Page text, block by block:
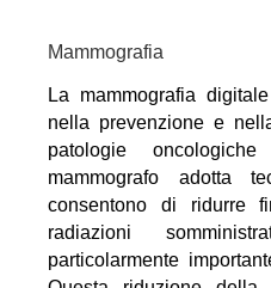
Mammografia
La mammografia
nella prevenzione e
patologie
mammografo adotta
consentono di ridurre
radiazioni
particolarmente